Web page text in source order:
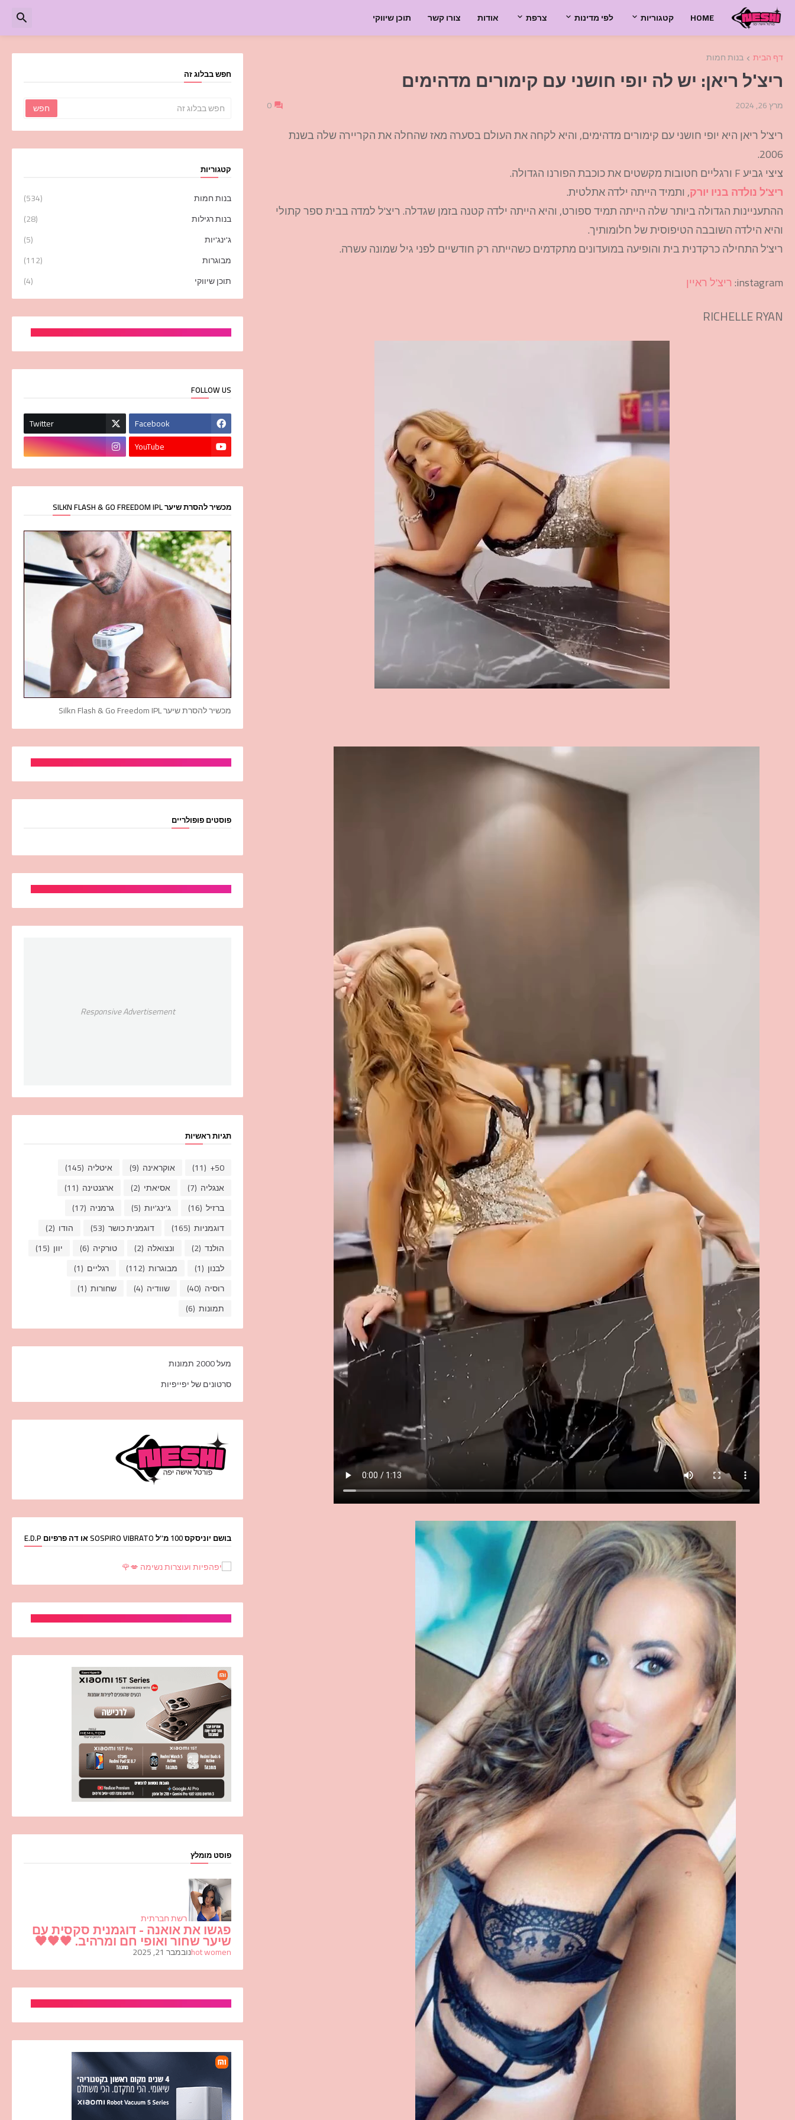
HOME קטגוריות לפי מדינות צרפת אודות צורו קשר תוכן שיווקי
דף הבית בנות חמות
ריצ'ל ריאן: יש לה יופי חושני עם קימורים מדהימים
מרץ 26, 2024 0
ריצ'ל ריאן היא יופי חושני עם קימורים מדהימים, והיא לקחה את העולם בסערה מאז שהחלה את הקריירה שלה בשנת
2006.
ציצי גביע F ורגליים חטובות מקשטים את כוכבת הפורנו הגדולה.
ריצ'ל נולדה בניו יורק, ותמיד הייתה ילדה אתלטית.
ההתעניינות הגדולה ביותר שלה הייתה תמיד ספורט, והיא הייתה ילדה קטנה בזמן שגדלה. ריצ'ל למדה בבית ספר קתולי
והיא הילדה השובבה הטיפוסית של חלומותיך.
ריצ'ל התחילה כרקדנית בית והופיעה במועדונים מתקדמים כשהייתה רק חודשיים לפני גיל שמונה עשרה.
instagram: ריצ'ל ראיין
RICHELLE RYAN
חפש בבלוג זה
קטגוריות
בנות חמות
(534)
בנות רגילות
(28)
ג'ינג'יות
(5)
מבוגרות
(112)
תוכן שיווקי
(4)
FOLLOW US
Facebook
Twitter
YouTube
מכשיר להסרת שיער SILKN FLASH & GO FREEDOM IPL
מכשיר להסרת שיער Silkn Flash & Go Freedom IPL
פוסטים פופולריים
Responsive Advertisement
תגיות ראשיות
50+
(11) אוקראינה (9) איטליה (145)
אנגליה (7) אסיאתי (2) ארגנטינה (11)
ברזיל (16) ג'ינג'יות (5) גרמניה (17)
דוגמניות (165) דוגמנית כושר (53) הודו (2)
הולנד (2) ונצואלה (2) טורקיה (6) יוון (15)
לבנון (1) מבוגרות (112) רגליים (1)
רוסיה (40) שוודיה (4) שחורות (1)
תמונות (6)
מעל 2000 תמונות
סרטונים של יפייפיות
בושם יוניסקס 100 מ''ל SOSPIRO VIBRATO או דה פרפיום E.D.P
פוסט מומלץ
רשת חברתית
פגשו את אואנה - דוגמנית סקסית עם
שיער שחור ואופי חם ומרהיב. 🖤🖤🖤
hot womenנובמבר 21, 2025